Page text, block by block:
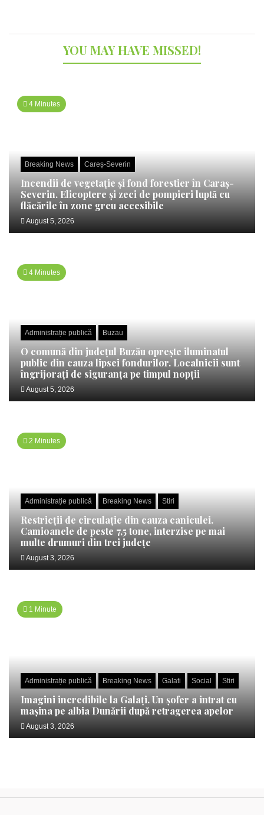
YOU MAY HAVE MISSED!
4 Minutes
Breaking News Careș-Severin
Incendii de vegetație și fond forestier în Caraș-
Severin. Elicoptere și zeci de pompieri luptă cu
flăcările în zone greu accesibile
August 5, 2026
4 Minutes
Administrație publică Buzau
O comună din județul Buzău oprește iluminatul
public din cauza lipsei fondurilor. Localnicii sunt
îngrijorați de siguranța pe timpul nopții
August 5, 2026
2 Minutes
Administrație publică Breaking News Stiri
Restricții de circulație din cauza caniculei.
Camioanele de peste 7,5 tone, interzise pe mai
multe drumuri din trei județe
August 3, 2026
1 Minute
Administrație publică Breaking News Galati Social Stiri
Imagini incredibile la Galați. Un șofer a intrat cu
mașina pe albia Dunării după retragerea apelor
August 3, 2026